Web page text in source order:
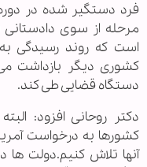
فرد دستگیر شده در
مرحله از سوی دادستانی
است که روند رسیدگی
کشوری دیگر بازداشت
دستگاه قضایی طی کند.
دکتر روحانی افزود:
کشورها به درخواست
آنها تلاش کنیم.دولت ها